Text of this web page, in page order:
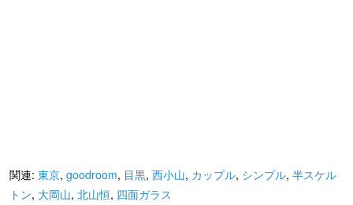
関連: 東京, goodroom, 目黒, 西小山, カップル, シンプル, 半スケル
トン, 大岡山, 北山恒, 四面ガラス